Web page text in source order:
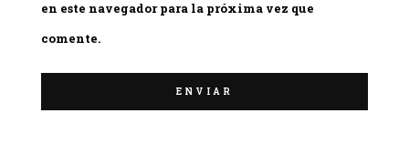
en este navegador para la próxima vez que
comente.